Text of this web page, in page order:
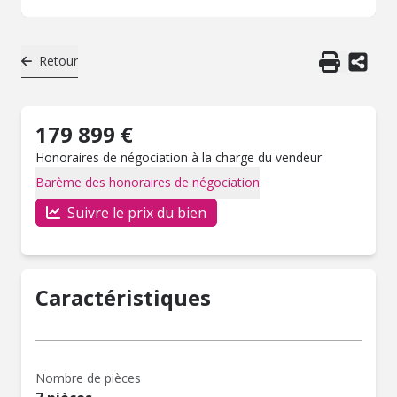
Retour
179 899 €
Honoraires de négociation à la charge du vendeur
Barème des honoraires de négociation
Suivre le prix du bien
Caractéristiques
Nombre de pièces